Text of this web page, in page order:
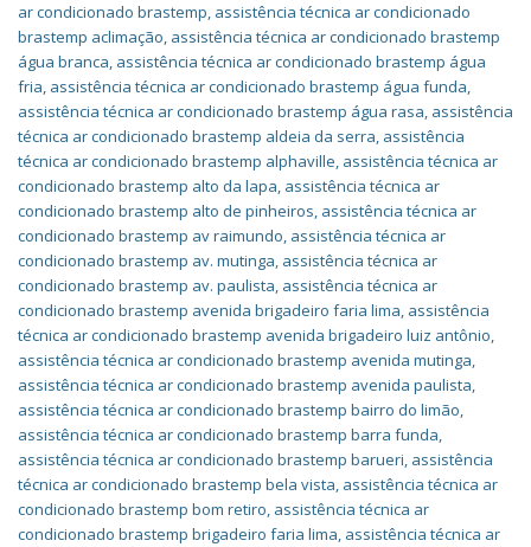
ar condicionado brastemp, assistência técnica ar condicionado
brastemp aclimação, assistência técnica ar condicionado brastemp
água branca, assistência técnica ar condicionado brastemp água
fria, assistência técnica ar condicionado brastemp água funda,
assistência técnica ar condicionado brastemp água rasa, assistência
técnica ar condicionado brastemp aldeia da serra, assistência
técnica ar condicionado brastemp alphaville, assistência técnica ar
condicionado brastemp alto da lapa, assistência técnica ar
condicionado brastemp alto de pinheiros, assistência técnica ar
condicionado brastemp av raimundo, assistência técnica ar
condicionado brastemp av. mutinga, assistência técnica ar
condicionado brastemp av. paulista, assistência técnica ar
condicionado brastemp avenida brigadeiro faria lima, assistência
técnica ar condicionado brastemp avenida brigadeiro luiz antônio,
assistência técnica ar condicionado brastemp avenida mutinga,
assistência técnica ar condicionado brastemp avenida paulista,
assistência técnica ar condicionado brastemp bairro do limão,
assistência técnica ar condicionado brastemp barra funda,
assistência técnica ar condicionado brastemp barueri, assistência
técnica ar condicionado brastemp bela vista, assistência técnica ar
condicionado brastemp bom retiro, assistência técnica ar
condicionado brastemp brigadeiro faria lima, assistência técnica ar